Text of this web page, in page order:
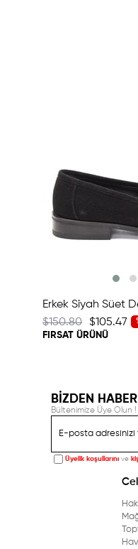
Erkek Siyah Süet
$105.47
$150.80
FIRSAT ÜRÜNÜ
BİZDEN
Bültenimize Üye Olun
Üyelik koşullarını ve